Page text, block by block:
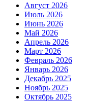
Август 2026
Июль 2026
Июнь 2026
Май 2026
Апрель 2026
Март 2026
Февраль 2026
Январь 2026
Декабрь 2025
Ноябрь 2025
Октябрь 2025